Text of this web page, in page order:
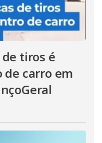
tiros é
carro em